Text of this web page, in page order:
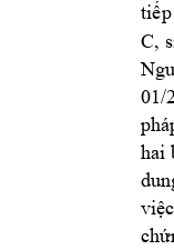
tiếp
C,
01/
hai
việc